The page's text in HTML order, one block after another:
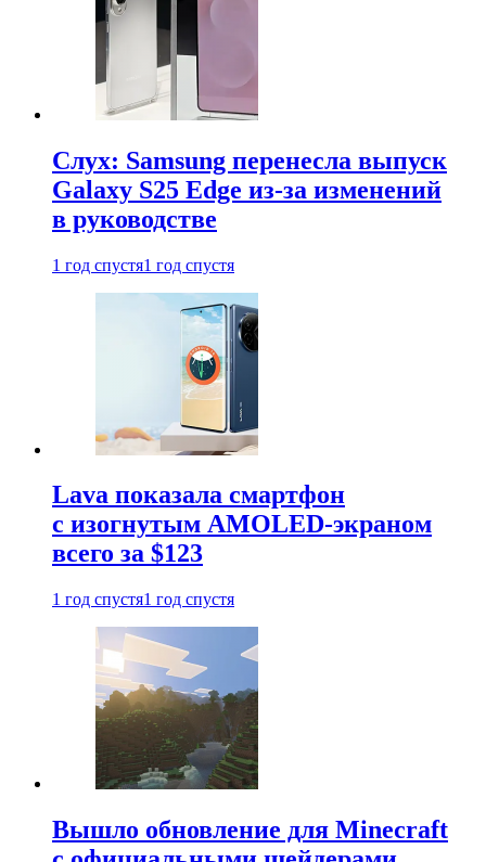
Слух: Samsung перенесла выпуск
Galaxy S25 Edge из-за изменений
в руководстве
1 год спустя1 год спустя
Lava показала смартфон
с изогнутым AMOLED-экраном
всего за $123
1 год спустя1 год спустя
Вышло обновление для Minecraft